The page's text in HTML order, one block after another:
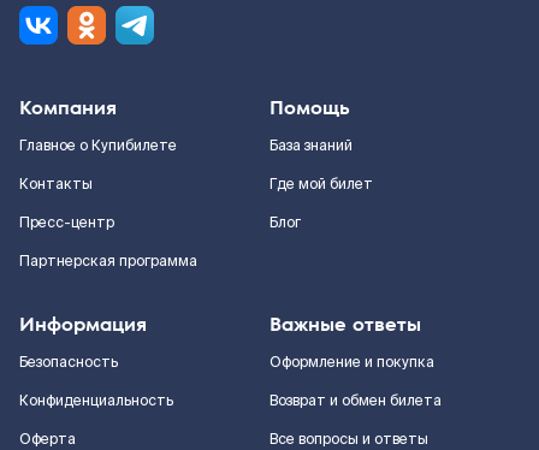
Компания
Главное о Купибилете
Контакты
Пресс-центр
Партнерская программа
Помощь
База знаний
Где мой билет
Блог
Информация
Безопасность
Конфиденциальность
Оферта
Важные ответы
Оформление и покупка
Возврат и обмен билета
Все вопросы и ответы